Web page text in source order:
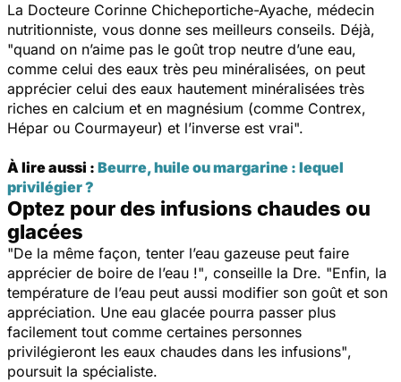
La Docteure Corinne Chicheportiche-Ayache, médecin
nutritionniste, vous donne ses meilleurs conseils. Déjà,
"quand on n’aime pas le goût trop neutre d’une eau,
comme celui des eaux très peu minéralisées, on peut
apprécier celui des eaux hautement minéralisées très
riches en calcium et en magnésium (comme Contrex,
Hépar ou Courmayeur) et l’inverse est vrai".
À lire aussi : Beurre, huile ou margarine : lequel
privilégier ?
Optez pour des infusions chaudes ou
glacées
"De la même façon, tenter l’eau gazeuse peut faire
apprécier de boire de l’eau !", conseille la Dre. "Enfin, la
température de l’eau peut aussi modifier son goût et son
appréciation. Une eau glacée pourra passer plus
facilement tout comme certaines personnes
privilégieront les eaux chaudes dans les infusions",
poursuit la spécialiste.